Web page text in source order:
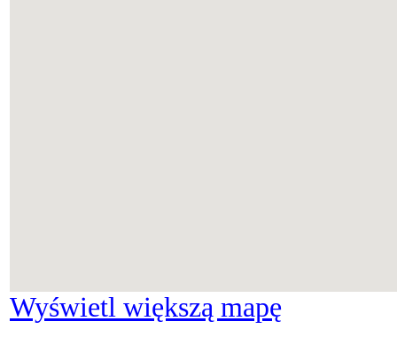
Wyświetl większą mapę